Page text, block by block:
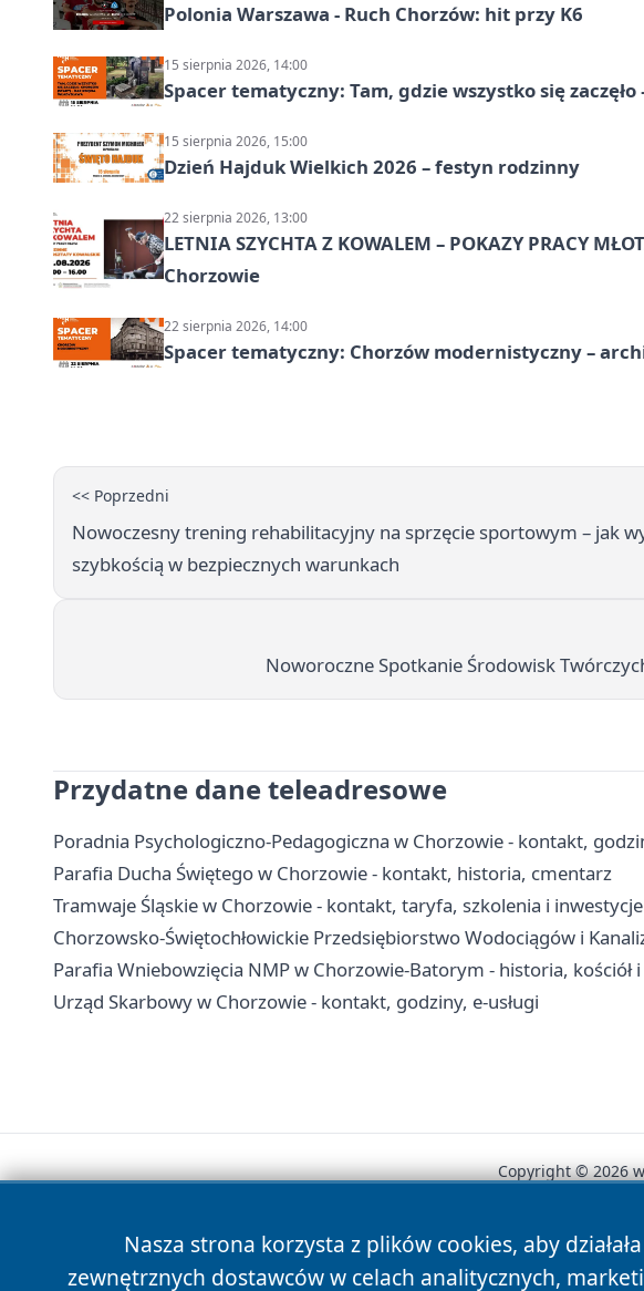
Polonia Warszawa - Ruch Chorzów: hit przy K6
15 sierpnia 2026, 14:00
Spacer tematyczny: Tam, gdzie wszystko się
15 sierpnia 2026, 15:00
Dzień Hajduk Wielkich 2026 – festyn rodzinny
22 sierpnia 2026, 13:00
LETNIA SZYCHTA Z KOWALEM – POKAZY PRACY
Chorzowie
22 sierpnia 2026, 14:00
Spacer tematyczny: Chorzów modernistyczny –
<< Poprzedni
Nowoczesny trening rehabilitacyjny na sprzęcie sportowym – jak
szybkością w bezpiecznych warunkach
Noworoczne Spotkanie Środowisk
Przydatne dane teleadresowe
Poradnia Psychologiczno-Pedagogiczna w Chorzowie - kontakt,
Parafia Ducha Świętego w Chorzowie - kontakt, historia, cmentarz
Tramwaje Śląskie w Chorzowie - kontakt, taryfa, szkolenia i inwestycje
Chorzowsko-Świętochłowickie Przedsiębiorstwo Wodociągów i
Parafia Wniebowzięcia NMP w Chorzowie-Batorym - historia, kościół
Urząd Skarbowy w Chorzowie - kontakt, godziny, e-usługi
Nasza strona korzysta z plików cookies, aby
zewnętrznych dostawców w celach analitycznych,
Copyright © 2026
News Autorzy